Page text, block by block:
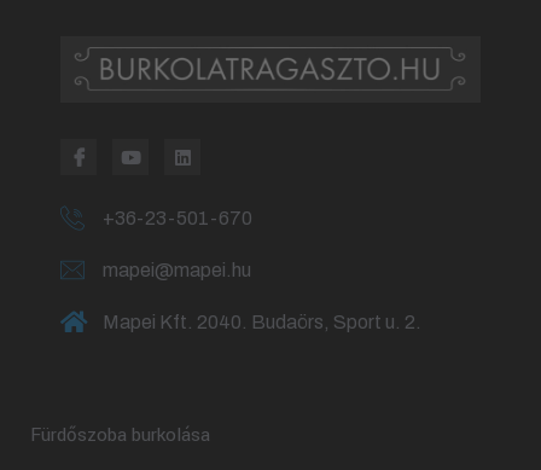
+36-23-501-670
mapei@mapei.hu
Mapei Kft. 2040. Budaörs, Sport u. 2.
Fürdőszoba burkolása